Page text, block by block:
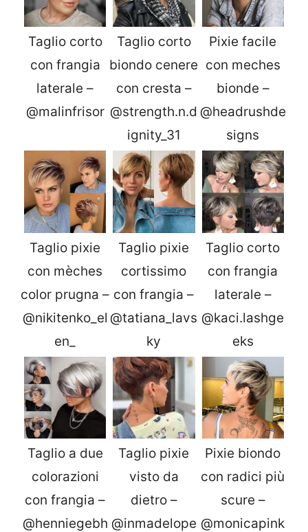
Taglio corto
con frangia
laterale –
@malinfrisor
Taglio corto
biondo cenere
con cresta –
@strength.n.d
ignity_31
Pixie facile
con meches
bionde –
@headrushde
signs
Taglio pixie
con mèches
color prugna –
@nikitenko_el
en_
Taglio pixie
cortissimo
con frangia –
@tatiana_lavs
ky
Taglio corto
con frangia
laterale –
@kaci.lashge
eks
Taglio a due
colorazioni
con frangia –
@henniegebh
Taglio pixie
visto da
dietro –
@inmadelope
Pixie biondo
con radici più
scure –
@monicapink